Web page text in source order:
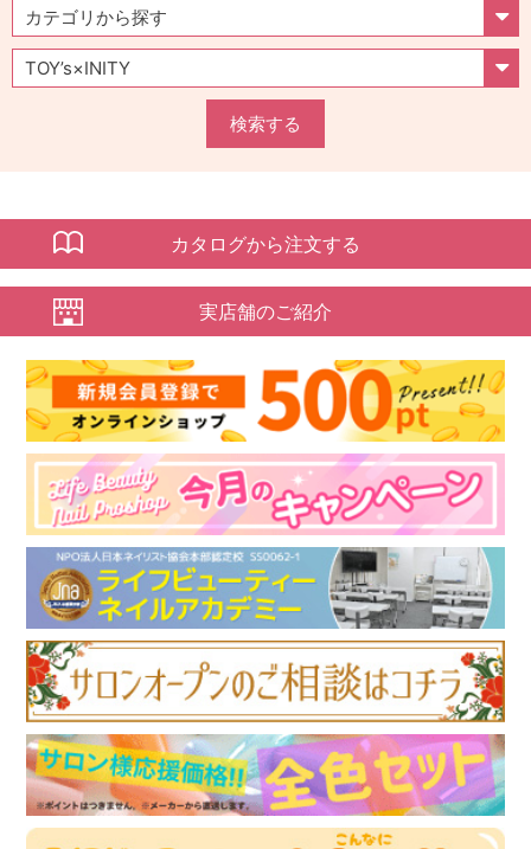
検索する
カタログから注文する
実店舗のご紹介